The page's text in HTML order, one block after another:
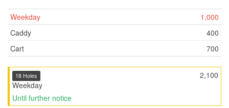
Weekday
1,000
Caddy
400
Cart
700
2,100
18 Holes
Weekday
Until further notice